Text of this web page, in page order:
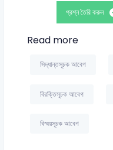
প্রশ্ন তৈরি করুন
Read more
সিদ্ধান্তসূচক আবেগ
বিরক্তিসূচক আবেগ
বিস্ময়সূচক আবেগ